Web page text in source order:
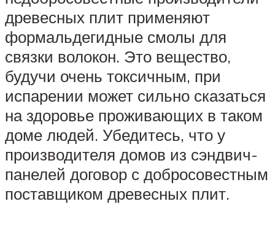
древесных плит применяют
формальдегидные смолы для
связки волокон. Это вещество,
будучи очень токсичным, при
испарении может сильно сказаться
на здоровье проживающих в таком
доме людей. Убедитесь, что у
производителя домов из сэндвич-
панелей договор с добросовестным
поставщиком древесных плит.